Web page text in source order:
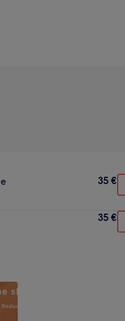
35 €
35 €